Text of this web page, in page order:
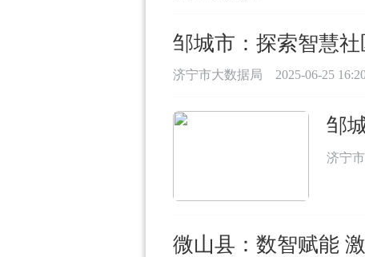
邹城市：探索智慧
济宁市大数据局 2025-06-25
邹
济宁
微山县：数智赋能